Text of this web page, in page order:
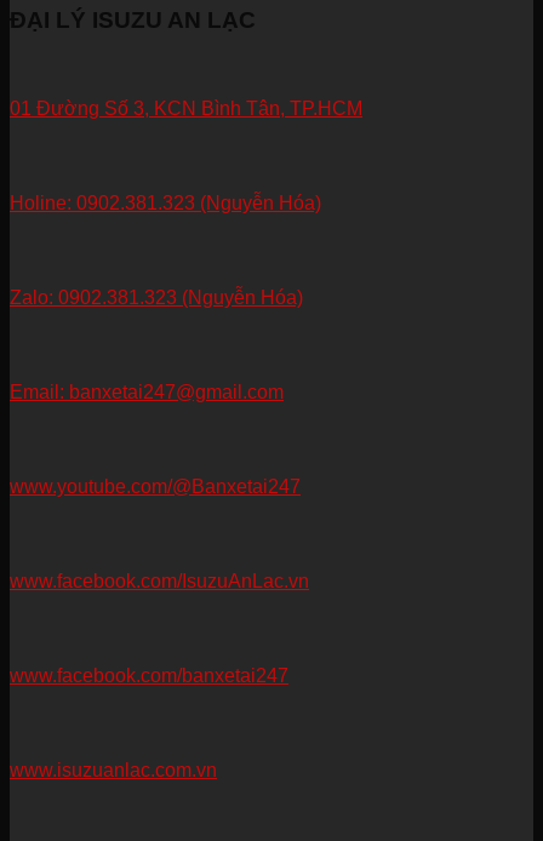
ĐẠI LÝ ISUZU AN LẠC
01 Đường Số 3, KCN Bình Tân, TP.HCM
Holine: 0902.381.323 (Nguyễn Hóa)
Zalo: 0902.381.323 (Nguyễn Hóa)
Email: banxetai247@gmail.com
www.youtube.com/@Banxetai247
www.facebook.com/IsuzuAnLac.vn
www.facebook.com/banxetai247
www.isuzuanlac.com.vn